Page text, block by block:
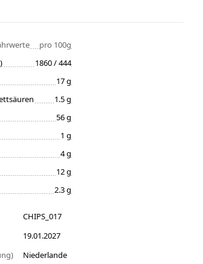
pro 100g
1860 / 444
17 g
1.5 g
56 g
1 g
4 g
12 g
2.3 g
CHIPS_017
19.01.2027
Niederlande